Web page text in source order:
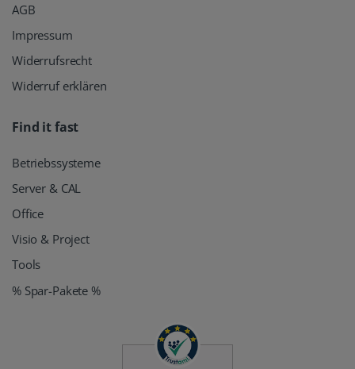
AGB
Impressum
Widerrufsrecht
Widerruf erklären
Find it fast
Betriebssysteme
Server & CAL
Office
Visio & Project
Tools
% Spar-Pakete %